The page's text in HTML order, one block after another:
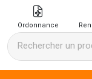
Ordonnance